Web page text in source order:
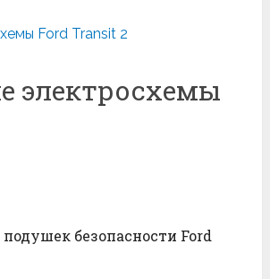
Ford Transit 2
электросхемы
безопасности Ford